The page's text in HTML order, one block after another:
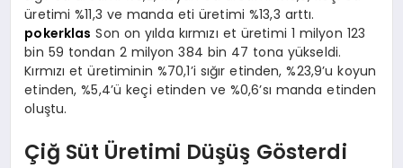
üretimi %11,3 ve manda eti üretimi %13,3 arttı.
pokerklas Son on yılda kırmızı et üretimi 1 milyon 123
bin 59 tondan 2 milyon 384 bin 47 tona yükseldi.
Kırmızı et üretiminin %70,1’i sığır etinden, %23,9’u koyun
etinden, %5,4’ü keçi etinden ve %0,6’sı manda etinden
oluştu.
Çiğ Süt Üretimi Düşüş Gösterdi